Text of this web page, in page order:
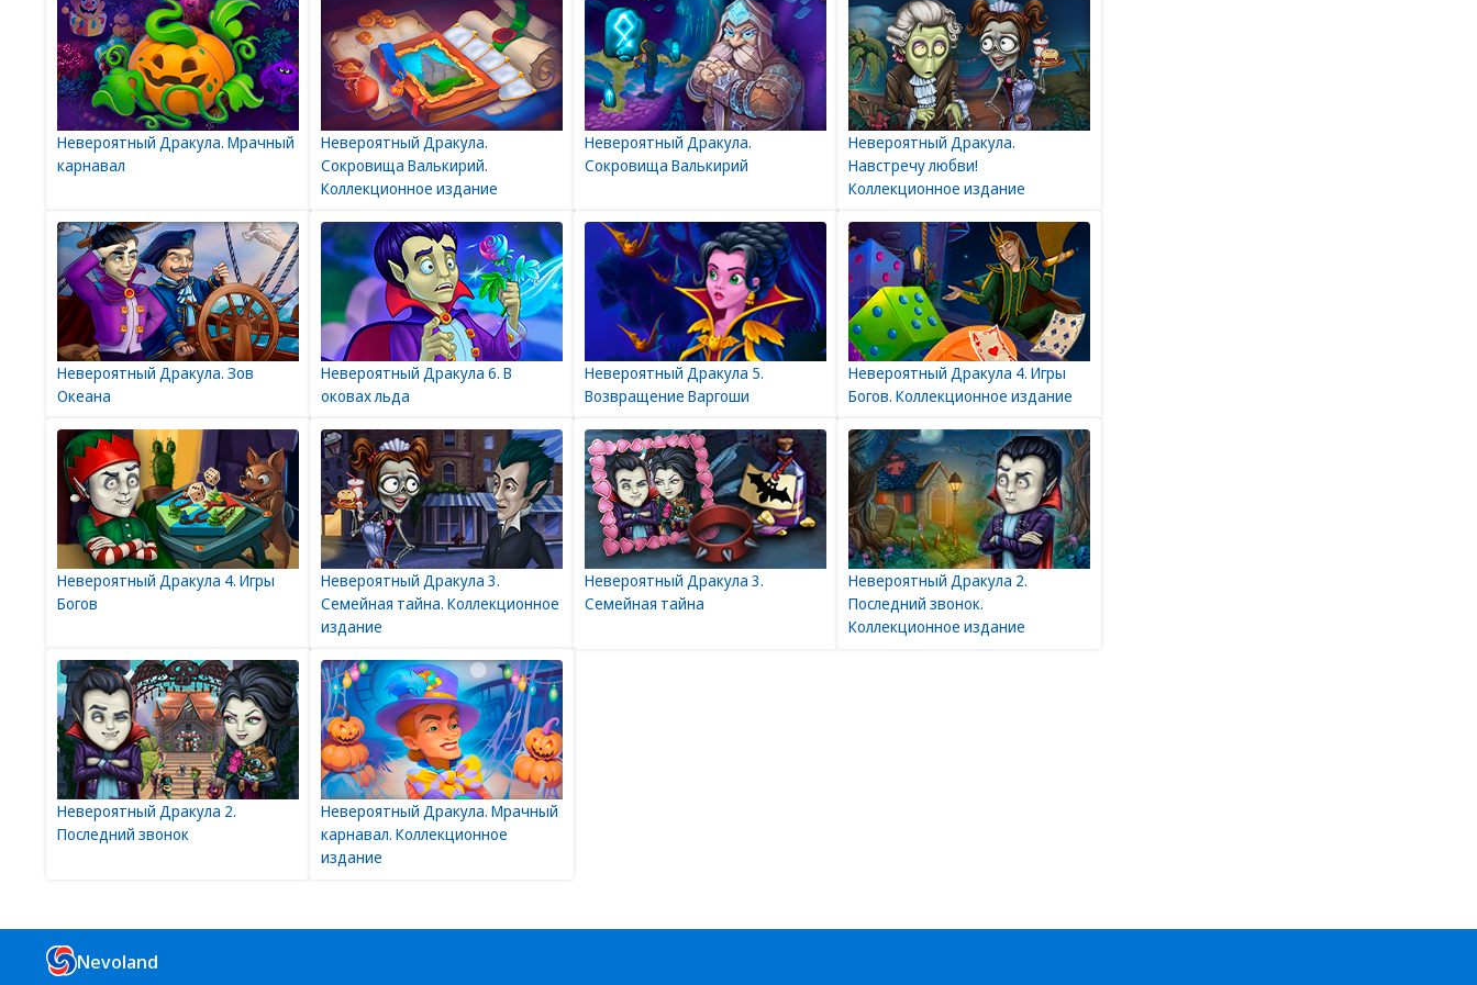
Невероятный Дракула. Мрачный
карнавал
Невероятный Дракула.
Сокровища Валькирий.
Коллекционное издание
Невероятный Дракула.
Сокровища Валькирий
Невероятный Дракула.
Навстречу любви!
Коллекционное издание
Невероятный Дракула. Зов
Океана
Невероятный Дракула 6. В
оковах льда
Невероятный Дракула 5.
Возвращение Варгоши
Невероятный Дракула 4. Игры
Богов. Коллекционное издание
Невероятный Дракула 4. Игры
Богов
Невероятный Дракула 3.
Семейная тайна. Коллекционное
издание
Невероятный Дракула 3.
Семейная тайна
Невероятный Дракула 2.
Последний звонок.
Коллекционное издание
Невероятный Дракула 2.
Последний звонок
Невероятный Дракула. Мрачный
карнавал. Коллекционное
издание
Nevoland